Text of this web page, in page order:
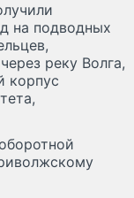
на подводных
реку Волга,
корпус